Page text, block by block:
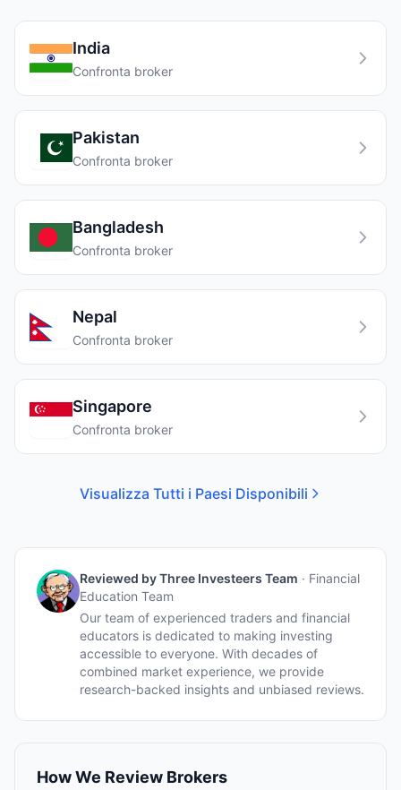
India
Confronta broker
Pakistan
Confronta broker
Bangladesh
Confronta broker
Nepal
Confronta broker
Singapore
Confronta broker
Visualizza Tutti i Paesi Disponibili
Reviewed byThree Investeers Team · Financial
Education Team
Our team of experienced traders and financial
educators is dedicated to making investing
accessible to everyone. With decades of
combined market experience, we provide
research-backed insights and unbiased reviews.
How We Review Brokers